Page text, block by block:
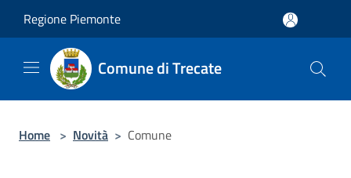
Regione Piemonte
Comune di Trecate
Home > Novità > Comune